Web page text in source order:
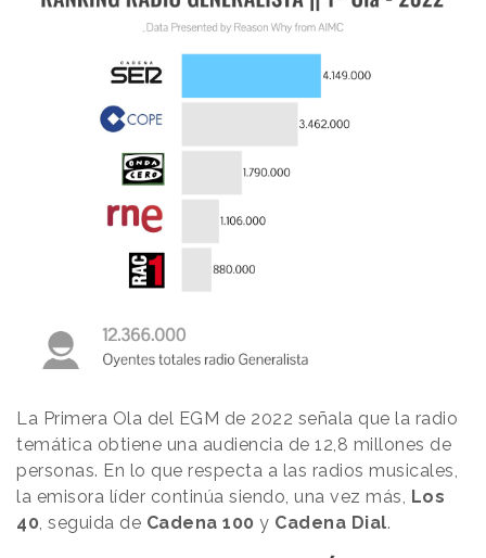
La Primera Ola del EGM de 2022 señala que la radio
temática obtiene una audiencia de 12,8 millones de
personas. En lo que respecta a las radios musicales,
la emisora líder continúa siendo, una vez más, Los
40, seguida de Cadena 100 y Cadena Dial.